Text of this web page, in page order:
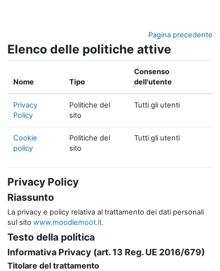
Pagina precedente
Elenco delle politiche attive
Nome Tipo
Consenso
dell'utente
Privacy
Policy
Politiche del
sito
Tutti gli utenti
Cookie
policy
Politiche del
sito
Tutti gli utenti
Privacy Policy
Riassunto
La privacy e policy relativa al trattamento dei dati personali
sul sito www.moodlemoot.it.
Testo della politica
Informativa Privacy (art. 13 Reg. UE 2016/679)
Titolare del trattamento